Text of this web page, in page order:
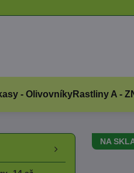
- OlivovníkyRastliny A - Z
NA